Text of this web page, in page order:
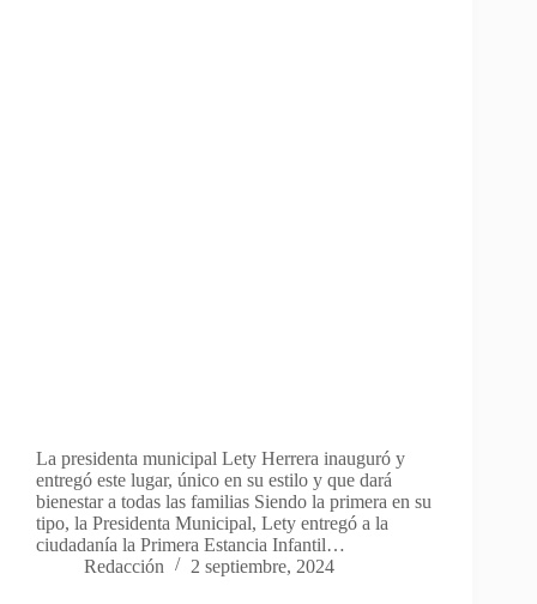
La presidenta municipal Lety Herrera inauguró y
entregó este lugar, único en su estilo y que dará
bienestar a todas las familias Siendo la primera en su
tipo, la Presidenta Municipal, Lety entregó a la
ciudadanía la Primera Estancia Infantil…
Redacción
2 septiembre, 2024